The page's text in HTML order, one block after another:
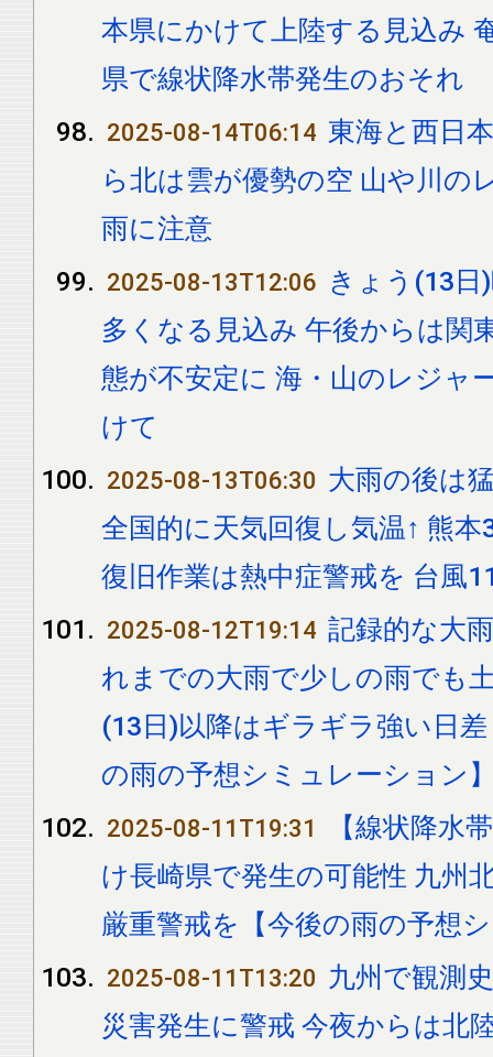
本県にかけて上陸する見込み
県で線状降水帯発生のおそれ
2025-08-14T06:14 東海と西日
ら北は雲が優勢の空 山や川の
雨に注意
2025-08-13T12:06 きょう(13日
多くなる見込み 午後からは関
態が不安定に 海・山のレジャ
けて
2025-08-13T06:30 大雨の後は
全国的に天気回復し気温↑ 熊本
復旧作業は熱中症警戒を 台風
2025-08-12T19:14 記録的な大
れまでの大雨で少しの雨でも
(13日)以降はギラギラ強い日
の雨の予想シミュレーション
2025-08-11T19:31
【線状降水
け長崎県で発生の可能性 九州
厳重警戒を【今後の雨の予想
2025-08-11T13:20 九州で観測
災害発生に警戒 今夜からは北